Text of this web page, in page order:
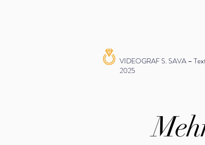
VIDEOGRAF S. SAVA –
2025